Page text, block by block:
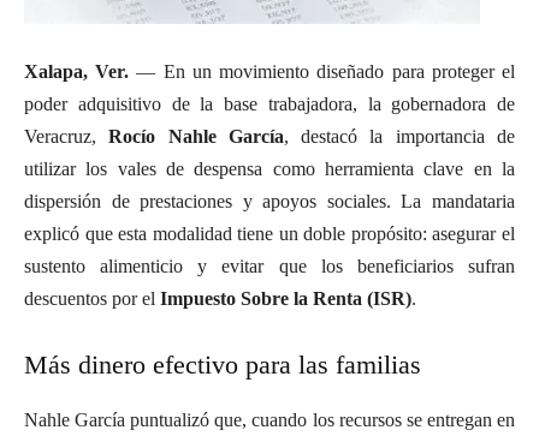
Xalapa, Ver. — En un movimiento diseñado para proteger el
poder adquisitivo de la base trabajadora, la gobernadora de
Veracruz,Rocío Nahle García, destacó la importancia de
utilizar los vales de despensa como herramienta clave en la
dispersión de prestaciones y apoyos sociales. La mandataria
explicó que esta modalidad tiene un doble propósito: asegurar el
sustento alimenticio y evitar que los beneficiarios sufran
descuentos por el Impuesto Sobre la Renta (ISR).
Más dinero efectivo para las familias
Nahle García puntualizó que, cuando los recursos se entregan en